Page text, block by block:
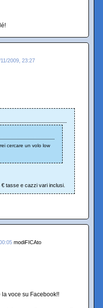
2009, 23:27
cercare un volo low
tasse e cazzi vari inclusi.
modiFICAto
voce su Facebook!!